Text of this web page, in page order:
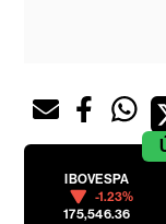
IBOVESPA
-1.23%
175,546.36